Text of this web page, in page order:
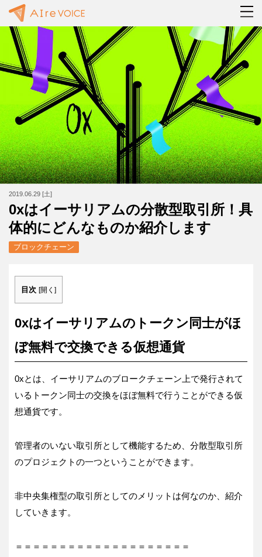
2019.06.29 [土]
0xはイーサリアムの分散型取引所！具
体的にどんなものか紹介します
ブロックチェーン
目次 [開く ]
0xはイーサリアムのトークン同士がほ
ぼ無料で交換できる仮想通貨
0xとは、イーサリアムのブロークチェーン上で発行されて
いるトークン同士の交換をほぼ無料で行うことができる仮
想通貨です。
管理者のいない取引所として機能するため、分散型取引所
のプロジェクトの一つということができます。
非中央集権型の取引所としてのメリットは何なのか、紹介
していきます。
＝＝＝＝＝＝＝＝＝＝＝＝＝＝＝＝＝＝＝＝